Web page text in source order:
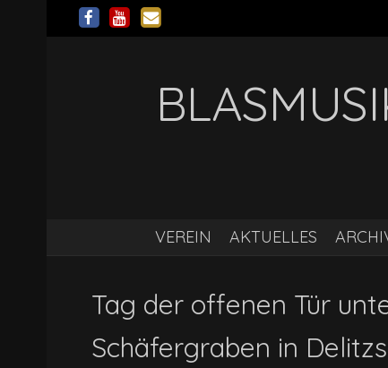
VEREIN AKTUELLES
Tag der offenen Tür
Schäfergraben in